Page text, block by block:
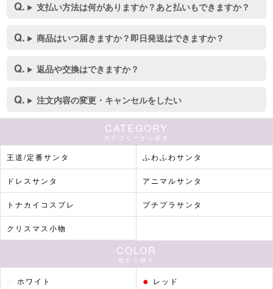
支払い方法は何がありますか？あと払いもできますか？
商品はいつ届きますか？即日発送はできますか？
返品や交換はできますか？
注文内容の変更・キャンセルをしたい
CATEGORY
カテゴリーから探す
王道/定番サンタ ふわふわサンタ
ドレスサンタ アニマルサンタ
トナカイコスプレ プチプラサンタ
クリスマス小物
COLOR
色から探す
ホワイト ● レッド